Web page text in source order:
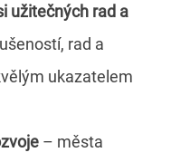
užitečných rad a
rad a
ukazatelem
– města